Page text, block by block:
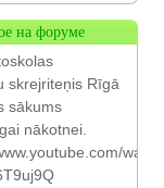
на форуме
skrejriteņis Rīgā
sākums
nākotnei.
watch?